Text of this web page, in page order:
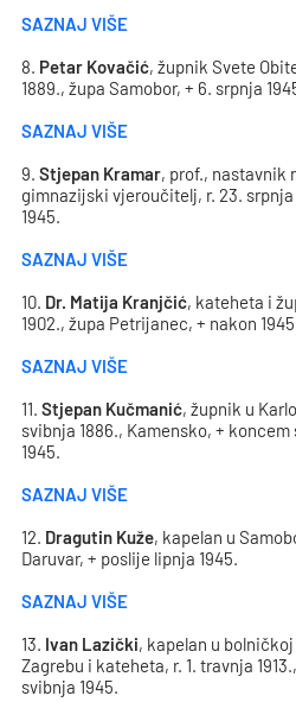
SAZNAJ VIŠE
8. Petar Kovačić, župnik Svete
1889., župa Samobor, + 6. srpnja
SAZNAJ VIŠE
9.Stjepan Kramar, prof., nastavnik
gimnazijski vjeroučitelj, r. 23. srpnja
1945.
SAZNAJ VIŠE
10. Dr. Matija Kranjčić, kateheta i
1902., župa Petrijanec, + nakon
SAZNAJ VIŠE
11.Stjepan Kučmanić, župnik u
svibnja 1886., Kamensko, +
1945.
SAZNAJ VIŠE
12. Dragutin Kuže, kapelan u
Daruvar, + poslije lipnja 1945.
SAZNAJ VIŠE
13. Ivan Lazički, kapelan u
Zagrebu i kateheta, r. 1. travnja
svibnja 1945.